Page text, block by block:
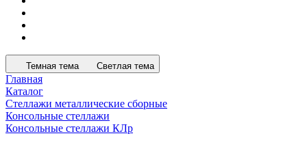
Темная тема Светлая тема
Главная
Каталог
Стеллажи металлические сборные
Консольные стеллажи
Консольные стеллажи КЛр